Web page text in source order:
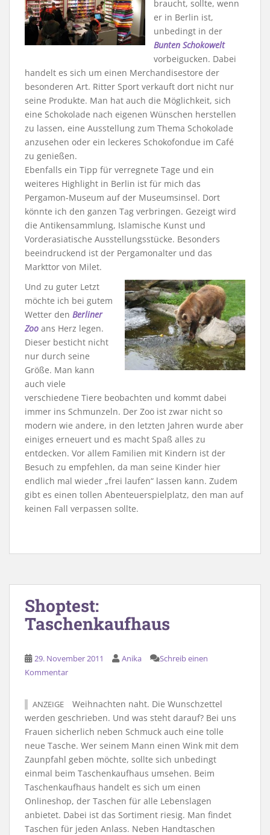
braucht, sollte, wenn
er in Berlin ist,
unbedingt in der
Bunten Schokowelt
vorbeigucken. Dabei
handelt es sich um einen Merchandisestore der
besonderen Art. Ritter Sport verkauft dort nicht nur
seine Produkte. Man hat auch die Möglichkeit, sich
eine Schokolade nach eigenen Wünschen herstellen
zu lassen, eine Ausstellung zum Thema Schokolade
anzusehen oder ein leckeres Schokofondue im Café
zu genießen.
Ebenfalls ein Tipp für verregnete Tage und ein
weiteres Highlight in Berlin ist für mich das
Pergamon-Museum auf der Museumsinsel. Dort
könnte ich den ganzen Tag verbringen. Gezeigt wird
die Antikensammlung, Islamische Kunst und
Vorderasiatische Ausstellungsstücke. Besonders
beeindruckend ist der Pergamonalter und das
Markttor von Milet.
Und zu guter Letzt
möchte ich bei gutem
Wetter den Berliner
Zoo ans Herz legen.
Dieser besticht nicht
nur durch seine
Größe. Man kann
auch viele
verschiedene Tiere beobachten und kommt dabei
immer ins Schmunzeln. Der Zoo ist zwar nicht so
modern wie andere, in den letzten Jahren wurde aber
einiges erneuert und es macht Spaß alles zu
entdecken. Vor allem Familien mit Kindern ist der
Besuch zu empfehlen, da man seine Kinder hier
endlich mal wieder „frei laufen“ lassen kann. Zudem
gibt es einen tollen Abenteuerspielplatz, den man auf
keinen Fall verpassen sollte.
Shoptest:
Taschenkaufhaus
29. November 2011 Anika
Schreib einen
Kommentar
ANZEIGE
Weihnachten naht. Die Wunschzettel
werden geschrieben. Und was steht darauf? Bei uns
Frauen sicherlich neben Schmuck auch eine tolle
neue Tasche. Wer seinem Mann einen Wink mit dem
Zaunpfahl geben möchte, sollte sich unbedingt
einmal beim Taschenkaufhaus umsehen. Beim
Taschenkaufhaus handelt es sich um einen
Onlineshop, der Taschen für alle Lebenslagen
anbietet. Dabei ist das Sortiment riesig. Man findet
Taschen für jeden Anlass. Neben Handtaschen